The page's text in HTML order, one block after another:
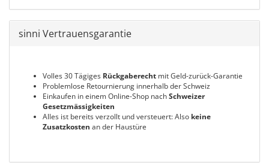
sinni Vertrauensgarantie
Volles 30 Tägiges Rückgaberecht mit Geld-zurück-Garantie
Problemlose Retournierung innerhalb der Schweiz
Einkaufen in einem Online-Shop nachSchweizer
Gesetzmässigkeiten
Alles ist bereits verzollt und versteuert: Also keine
Zusatzkosten an der Haustüre